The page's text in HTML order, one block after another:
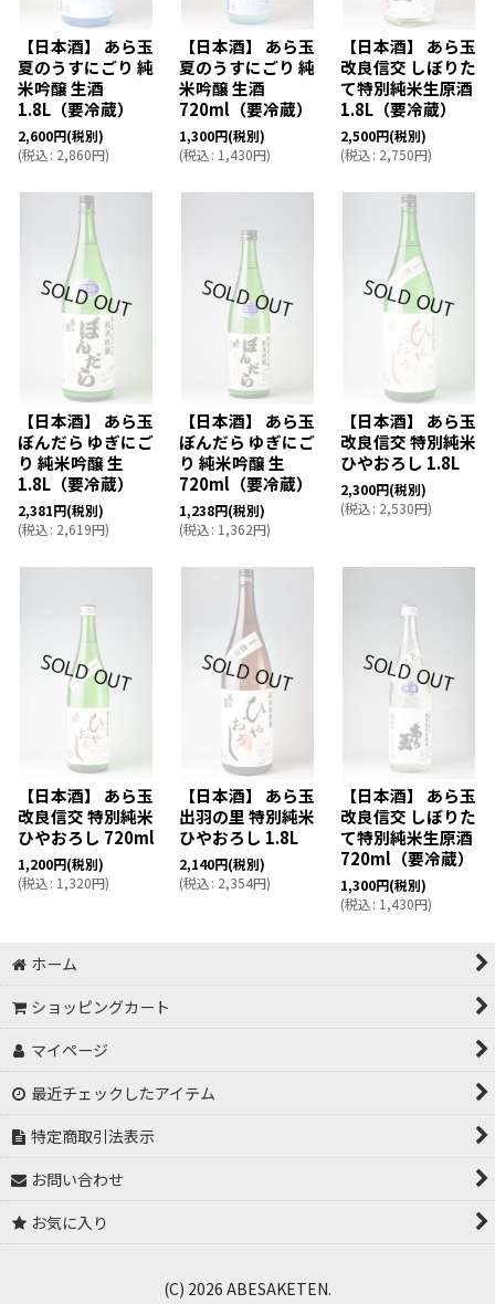
【日本酒】 あら玉
夏のうすにごり 純
米吟醸 生酒
1.8L（要冷蔵）
2,600円(税別)
(税込: 2,860円)
【日本酒】 あら玉
夏のうすにごり 純
米吟醸 生酒
720ml（要冷蔵）
1,300円(税別)
(税込: 1,430円)
【日本酒】 あら玉
改良信交 しぼりた
て特別純米生原酒
1.8L（要冷蔵）
2,500円(税別)
(税込: 2,750円)
【日本酒】 あら玉
ぼんだら ゆぎにご
り 純米吟醸 生
1.8L（要冷蔵）
2,381円(税別)
(税込: 2,619円)
【日本酒】 あら玉
ぼんだら ゆぎにご
り 純米吟醸 生
720ml（要冷蔵）
1,238円(税別)
(税込: 1,362円)
【日本酒】 あら玉
改良信交 特別純米
ひやおろし 1.8L
2,300円(税別)
(税込: 2,530円)
【日本酒】 あら玉
改良信交 特別純米
ひやおろし 720ml
1,200円(税別)
(税込: 1,320円)
【日本酒】 あら玉
出羽の里 特別純米
ひやおろし 1.8L
2,140円(税別)
(税込: 2,354円)
【日本酒】 あら玉
改良信交 しぼりた
て特別純米生原酒
720ml（要冷蔵）
1,300円(税別)
(税込: 1,430円)
ホーム
ショッピングカート
マイページ
最近チェックしたアイテム
特定商取引法表示
お問い合わせ
お気に入り
(C) 2026 ABESAKETEN.